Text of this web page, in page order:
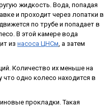
жидкость. Вода, попадая
и проходит через лопатки в
по трубе и попадает в
В этой камере вода
из насоса ЦНСм , а затем
Количество их меньше на
что одно колесо находится в
прокладки. Такая